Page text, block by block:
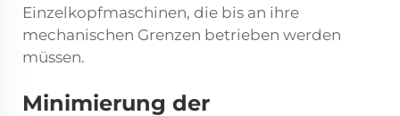
Einzelkopfmaschinen, die bis an ihre
mechanischen Grenzen betrieben werden
müssen.
Minimierung der